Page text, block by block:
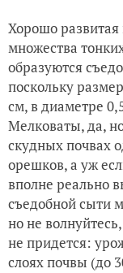
Хорошо развитая
множества
образуются
поскольку
см, в диаметре
Мелковаты, да,
скудных почвах
орешков, а уж
вполне реально
съедобной сыти
но не
не придется:
слоях почвы (до